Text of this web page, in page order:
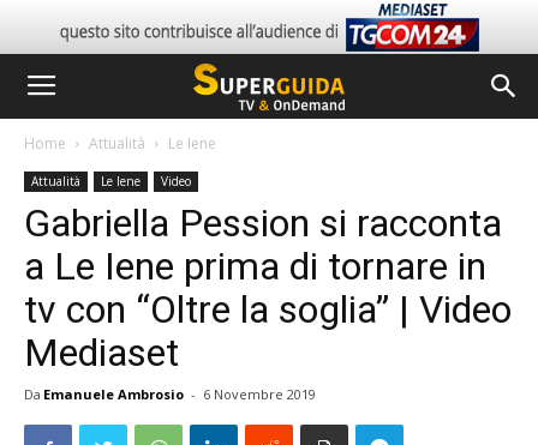
Home Attualità Le Iene
Attualità Le Iene Video
Gabriella Pession si racconta
a Le Iene prima di tornare in
tv con “Oltre la soglia” | Video
Mediaset
Da Emanuele Ambrosio - 6 Novembre 2019